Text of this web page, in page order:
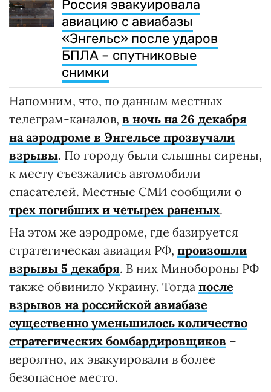
Россия эвакуировала
авиацию с авиабазы
«Энгельс» после ударов
БПЛА – спутниковые
снимки
Напомним, что, по данным местных
телеграм-каналов, в ночь на 26 декабря
на аэродроме в Энгельсе прозвучали
взрывы. По городу были слышны сирены,
к месту съезжались автомобили
спасателей. Местные СМИ сообщили о
трех погибших и четырех раненых.
На этом же аэродроме, где базируется
стратегическая авиация РФ, произошли
взрывы 5 декабря. В них Минобороны РФ
также обвинило Украину. Тогда после
взрывов на российской авиабазе
существенно уменьшилось количество
стратегических бомбардировщиков –
вероятно, их эвакуировали в более
безопасное место.